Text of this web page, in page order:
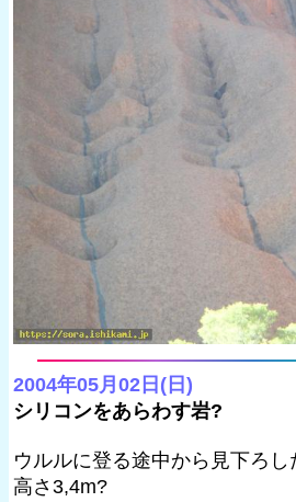
2004年05月02日(日)
シリコンをあらわす岩?
ウルルに登る途中から見下ろし
高さ3,4m?